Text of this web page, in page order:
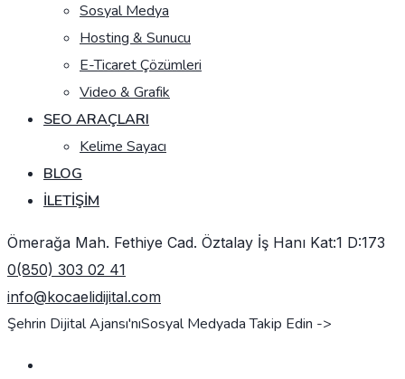
Sosyal Medya
Hosting & Sunucu
E-Ticaret Çözümleri
Video & Grafik
SEO ARAÇLARI
Kelime Sayacı
BLOG
İLETIŞIM
Ömerağa Mah. Fethiye Cad. Öztalay İş Hanı Kat:1 D:173
0(850) 303 02 41
info@kocaelidijital.com
Şehrin Dijital Ajansı'nıSosyal Medyada Takip Edin ->